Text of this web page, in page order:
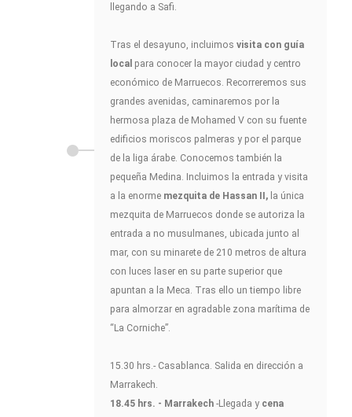
llegando a Safi.
Tras el desayuno, incluimos visita con guía
local para conocer la mayor ciudad y centro
económico de Marruecos. Recorreremos sus
grandes avenidas, caminaremos por la
hermosa plaza de Mohamed V con su fuente
edificios moriscos palmeras y por el parque
de la liga árabe. Conocemos también la
pequeña Medina. Incluimos la entrada y visita
a la enorme mezquita de Hassan II, la única
mezquita de Marruecos donde se autoriza la
entrada a no musulmanes, ubicada junto al
mar, con su minarete de 210 metros de altura
con luces laser en su parte superior que
apuntan a la Meca. Tras ello un tiempo libre
para almorzar en agradable zona marítima de
“La Corniche”.
15.30 hrs.- Casablanca. Salida en dirección a
Marrakech.
18.45 hrs. - Marrakech -Llegada y cena